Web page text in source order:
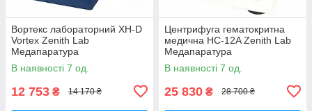
Вортекс лабораторний XH-D
Vortex Zenith Lab
Медапаратура
В наявності 7 од.
12 753 ₴ 14 170 ₴
Центрифуга гематокритна
медична HC-12A Zenith Lab
Медапаратура
В наявності 7 од.
25 830 ₴ 28 700 ₴